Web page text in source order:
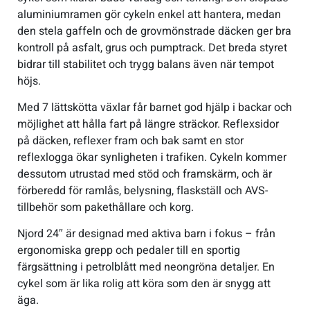
aluminiumramen gör cykeln enkel att hantera, medan
den stela gaffeln och de grovmönstrade däcken ger bra
kontroll på asfalt, grus och pumptrack. Det breda styret
bidrar till stabilitet och trygg balans även när tempot
höjs.
Med 7 lättskötta växlar får barnet god hjälp i backar och
möjlighet att hålla fart på längre sträckor. Reflexsidor
på däcken, reflexer fram och bak samt en stor
reflexlogga ökar synligheten i trafiken. Cykeln kommer
dessutom utrustad med stöd och framskärm, och är
förberedd för ramlås, belysning, flaskställ och AVS-
tillbehör som pakethållare och korg.
Njord 24″ är designad med aktiva barn i fokus – från
ergonomiska grepp och pedaler till en sportig
färgsättning i petrolblått med neongröna detaljer. En
cykel som är lika rolig att köra som den är snygg att
äga.